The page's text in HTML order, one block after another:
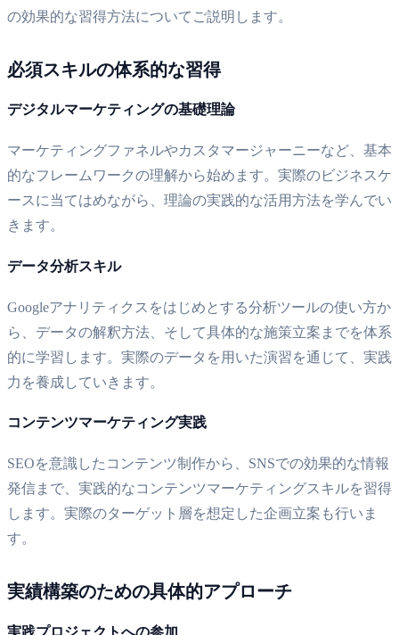
の効果的な習得方法についてご説明します。
必須スキルの体系的な習得
デジタルマーケティングの基礎理論
マーケティングファネルやカスタマージャーニーなど、基本
的なフレームワークの理解から始めます。実際のビジネスケ
ースに当てはめながら、理論の実践的な活用方法を学んでい
きます。
データ分析スキル
Googleアナリティクスをはじめとする分析ツールの使い方か
ら、データの解釈方法、そして具体的な施策立案までを体系
的に学習します。実際のデータを用いた演習を通じて、実践
力を養成していきます。
コンテンツマーケティング実践
SEOを意識したコンテンツ制作から、SNSでの効果的な情報
発信まで、実践的なコンテンツマーケティングスキルを習得
します。実際のターゲット層を想定した企画立案も行いま
す。
実績構築のための具体的アプローチ
実践プロジェクトへの参加